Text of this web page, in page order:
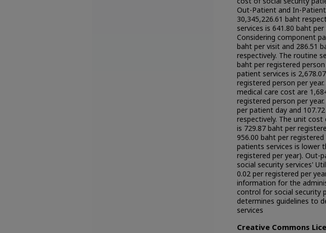
Out-Patient and In-
30,345,226.61 baht
services is 641.80 baht
Considering component
baht per visit and 286.51
respectively. The routine
baht per registered
patient services is
registered person per
medical care cost are
registered person per
per patient day and
respectively. The unit
is 729.87 baht per
956.00 baht per
patients services is lower
registered per year). Out-
social security services'
0.02 per registered per
information for the
control for social security
determines guidelines to
services
Creative Commons